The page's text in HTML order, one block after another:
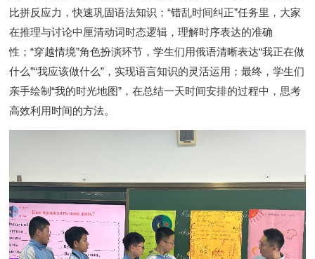
比拼反应力，快速巩固语法知识；“错乱时间纠正”任务里，大家
在推理与讨论中厘清动词时态逻辑，理解时序表达的准确
性；“穿越情境”角色扮演环节，学生们用俄语清晰表达“我正在做
什么”“我应该做什么” ，实现语言知识的灵活运用；最终，学生们
亲手绘制“我的时光地图” ，在总结一天时间安排的过程中，思考
高效利用时间的方法。